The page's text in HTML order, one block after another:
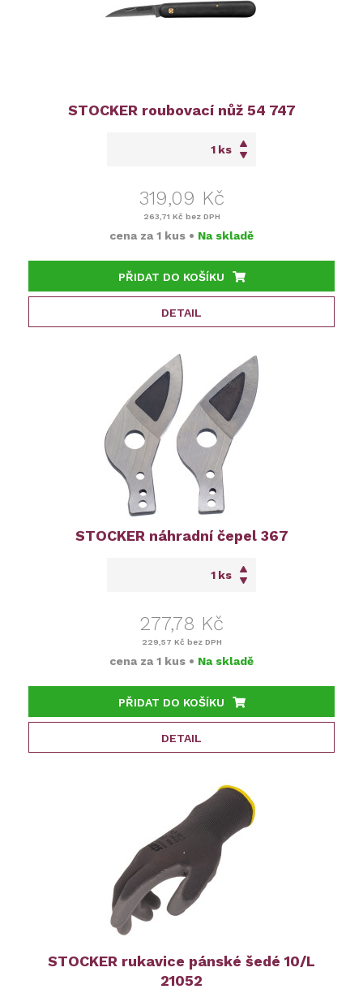
STOCKER roubovací nůž 54 747
ks
319,09 Kč
263,71 Kč bez DPH
cena za 1 kus • Na skladě
PŘIDAT DO KOŠÍKU
DETAIL
STOCKER náhradní čepel 367
ks
277,78 Kč
229,57 Kč bez DPH
cena za 1 kus • Na skladě
PŘIDAT DO KOŠÍKU
DETAIL
STOCKER rukavice pánské šedé 10/L
21052